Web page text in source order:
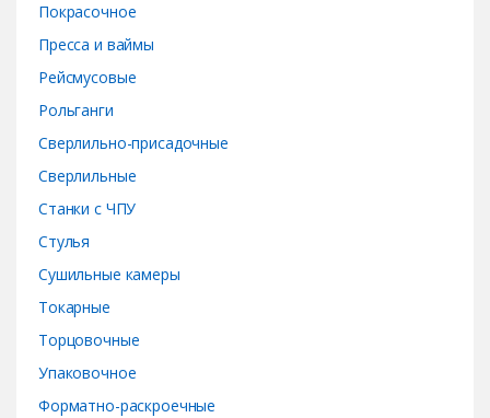
Покрасочное
Пресса и ваймы
Рейсмусовые
Рольганги
Сверлильно-присадочные
Сверлильные
Станки с ЧПУ
Стулья
Сушильные камеры
Токарные
Торцовочные
Упаковочное
Форматно-раскроечные